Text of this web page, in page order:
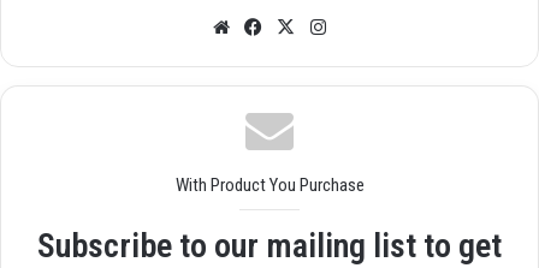
Siti
we
b
Fac
ok
X
am
With Product You Purchase
Subscribe to our mailing list to get